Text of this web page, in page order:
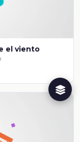
el viento